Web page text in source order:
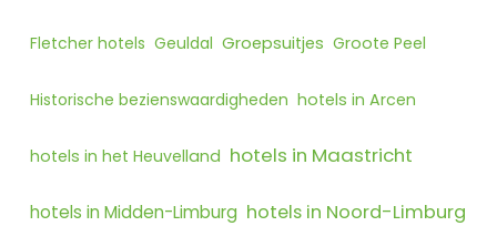
Fletcher hotels Geuldal Groepsuitjes Groote Peel
Historische bezienswaardigheden hotels in Arcen
hotels in het Heuvelland hotels in Maastricht
hotels in Midden-Limburg hotels in Noord-Limburg